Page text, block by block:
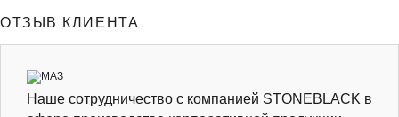
ОТЗЫВ КЛИЕНТА
Наше сотрудничество с компанией STONEBLACK в